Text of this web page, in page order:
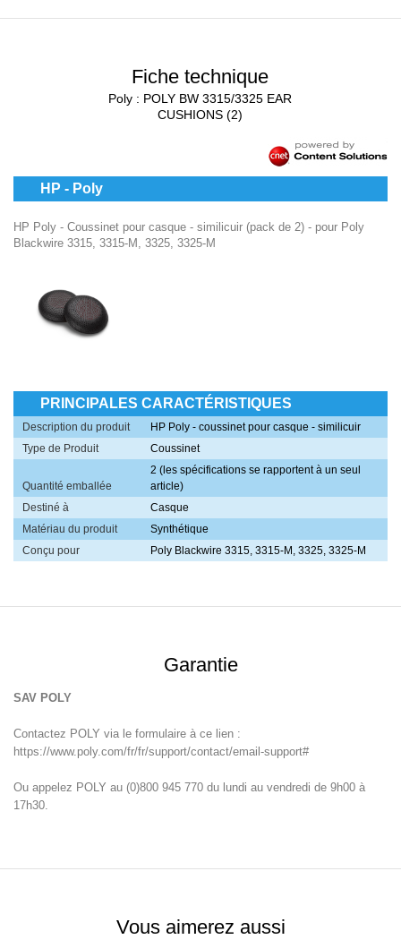
Fiche technique
Poly : POLY BW 3315/3325 EAR
CUSHIONS (2)
HP - Poly
HP Poly - Coussinet pour casque - similicuir (pack de 2) - pour Poly
Blackwire 3315, 3315-M, 3325, 3325-M
PRINCIPALES CARACTÉRISTIQUES
Description du produit
HP Poly - coussinet pour casque - similicuir
Type de Produit
Coussinet
Quantité emballée
2 (les spécifications se rapportent à un seul
article)
Destiné à
Casque
Matériau du produit
Synthétique
Conçu pour
Poly Blackwire 3315, 3315-M, 3325, 3325-M
Garantie
SAV POLY
Contactez POLY via le formulaire à ce lien :
https://www.poly.com/fr/fr/support/contact/email-support#
Ou appelez POLY au (0)800 945 770 du lundi au vendredi de 9h00 à
17h30.
Vous aimerez aussi